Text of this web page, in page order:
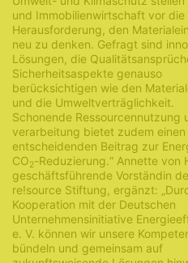
und Immobilienwirtschaft vor die
Herausforderung, den
neu zu denken. Gefragt sind
Lösungen, die
Sicherheitsaspekte genauso
berücksichtigen wie den
und die Umweltverträglichkeit.
Schonende Ressourcennutzung
verarbeitung bietet zudem einen
entscheidenden Beitrag zur
CO2-Reduzierung.“ Annette von
geschäftsführende Vorständin
re!source Stiftung, ergänzt:
Kooperation mit der Deutschen
Unternehmensinitiative
e. V. können wir unsere
bündeln und gemeinsam auf